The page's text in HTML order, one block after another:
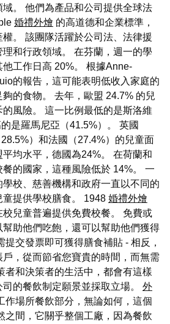
。 他們為產品和公司提供全球法
婚禮外燴 的高道德和企業標準，
。 該團隊活躍於公司法、法律援
和行政領域。 在芬蘭，週一的學
工作日高 20%。 根據Anne-
的報告，這可能表明低收入家庭的
的食物。 去年，歐盟 24.7% 的兒
風險。 這一比例最低的是斯洛維
是羅馬尼亞（41.5%）。 英國
28.5%）和法國（27.4%）的兒童面
均水平，德國為24%。 在荷蘭和
的國家，這種風險低於 14%。 一
校、慈善機構和政府一直以不同的
提供學校膳食。 1948 婚禮外燴
兒童普遍提供免費校餐。 免費或
助他們吃飽，還可以幫助他們獲得
提交發票即可獲得膳食補貼 - 相反，
，從而節省您寶貴的時間，而無需
者和決策者的生活中，都會有這樣
的餐飲制定願景並採取立場。 外
作場所餐飲部分，無論如何，這個
之間，它關乎整個工廠，因為餐飲